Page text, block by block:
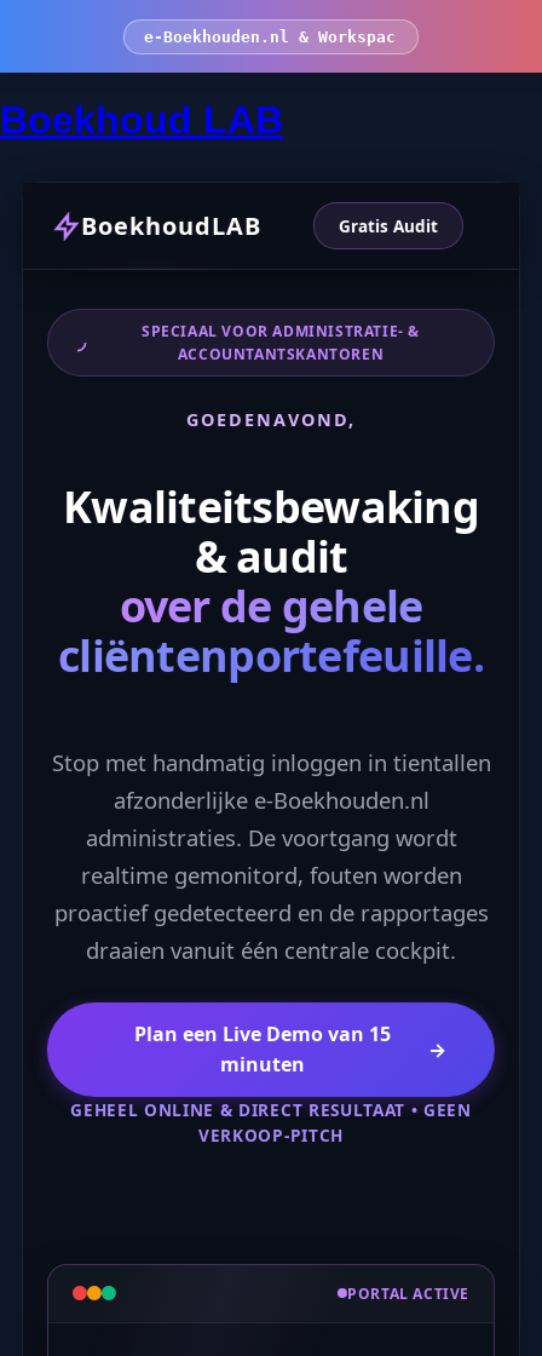
e-Boekhouden.nl & Workspace
Boekhoud LAB
BoekhoudLAB Gratis Audit
SPECIAAL VOOR ADMINISTRATIE- &
ACCOUNTANTSKANTOREN
GOEDENAVOND,
Kwaliteitsbewaking
& audit
over de gehele
cliëntenportefeuille.
Stop met handmatig inloggen in tientallen
afzonderlijke e-Boekhouden.nl
administraties. De voortgang wordt
realtime gemonitord, fouten worden
proactief gedetecteerd en de rapportages
draaien vanuit één centrale cockpit.
Plan een Live Demo van 15
minuten
→
GEHEEL ONLINE & DIRECT RESULTAAT • GEEN
VERKOOP-PITCH
PORTAL ACTIVE